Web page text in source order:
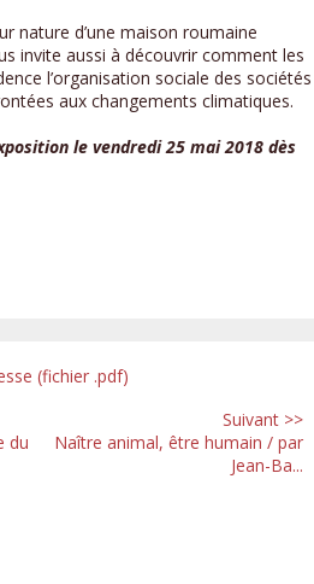
nature d’une maison roumaine
invite aussi à découvrir comment les
l’organisation sociale des sociétés
aux changements climatiques.
le vendredi 25 mai 2018 dès
(fichier .pdf)
du
Suivant >>
Naître animal, être humain / par
Jean-Ba...